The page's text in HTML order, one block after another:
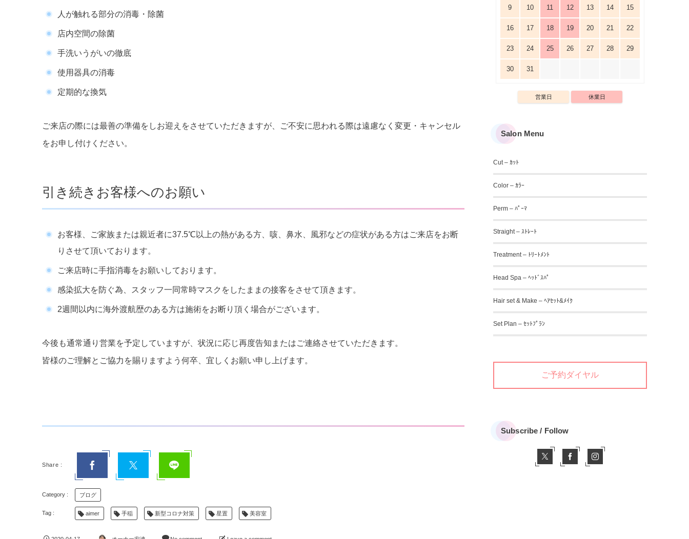
人が触れる部分の消毒・除菌
店内空間の除菌
手洗いうがいの徹底
使用器具の消毒
定期的な換気
ご来店の際には最善の準備をしお迎えをさせていただきますが、ご不安に思われる際は遠慮なく変更・キャンセル
をお申し付けください。
引き続きお客様へのお願い
お客様、ご家族または親近者に37.5℃以上の熱がある方、咳、鼻水、風邪などの症状がある方はご来店をお断
りさせて頂いております。
ご来店時に手指消毒をお願いしております。
感染拡大を防ぐ為、スタッフ一同常時マスクをしたままの接客をさせて頂きます。
2週間以内に海外渡航歴のある方は施術をお断り頂く場合がございます。
今後も通常通り営業を予定していますが、状況に応じ再度告知またはご連絡させていただきます。
皆様のご理解とご協力を賜りますよう何卒、宜しくお願い申し上げます。
ブログ
aimer 手稲 新型コロナ対策 星置 美容室
9 10 11 12 13 14 15
16 17 18 19 20 21 22
23 24 25 26 27 28 29
30 31
営業日 休業日
Salon Menu
Cut – ｶｯﾄ
Color – ｶﾗｰ
Perm – ﾊﾟｰﾏ
Straight – ｽﾄﾚｰﾄ
Treatment – ﾄﾘｰﾄﾒﾝﾄ
Head Spa – ﾍｯﾄﾞｽﾊﾟ
Hair set & Make – ﾍｱｾｯﾄ&ﾒｲｸ
Set Plan – ｾｯﾄﾌﾟﾗﾝ
ご予約ダイヤル
Subscribe / Follow